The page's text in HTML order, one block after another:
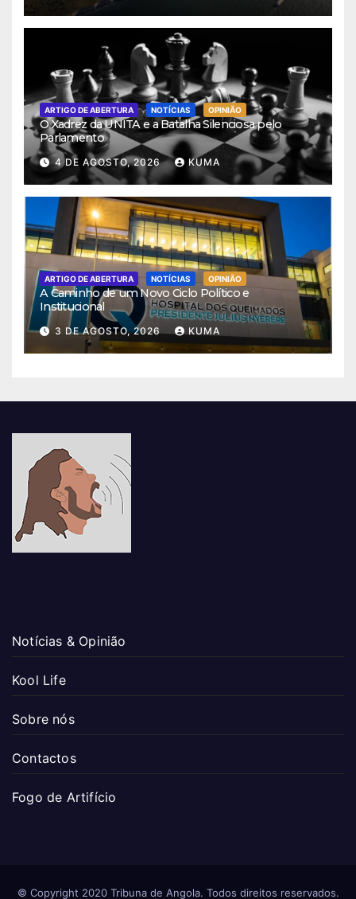
ARTIGO DE ABERTURA NOTÍCIAS OPINIÃO
O Xadrez da UNITA e a Batalha Silenciosa pelo
Parlamento
4 DE AGOSTO, 2026 KUMA
ARTIGO DE ABERTURA NOTÍCIAS OPINIÃO
A Caminho de um Novo Ciclo Político e
Institucional
3 DE AGOSTO, 2026 KUMA
Notícias & Opinião
Kool Life
Sobre nós
Contactos
Fogo de Artifício
© Copyright 2020 Tribuna de Angola. Todos direitos reservados.